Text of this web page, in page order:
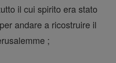
il cui spirito era stato
andare a ricostruire il
;